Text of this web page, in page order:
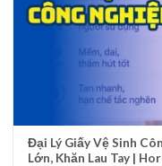
Đại Lý Giấy Vệ Sinh
Lớn, Khăn Lau Tay |